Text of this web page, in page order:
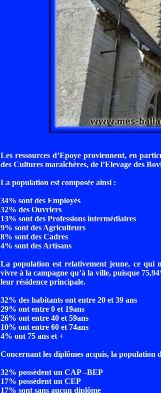
Les ressources d’Epoye proviennent, en
des Cultures maraîchères, de l’Elevage des
La population est composée ainsi :
34% sont des Employés
32% des Ouvriers
13% sont des Professions intermédiaires
9% sont des Agriculteurs
8% sont des Cadres
4% sont des Artisans
La population est relativement jeune, ce qui
vivre à la campagne qu’à la ville, puisque
leur résidence principale.
32% des habitants ont entre 20 et 39 ans
29% ont entre 0 et 19ans
26% ont entre 40 et 59ans
10% ont entre 60 et 74ans
4% ont 75 ans et +
Concernant les diplômes acquis, la population
32% possèdent un CAP –BEP
17% possèdent un CEP
17% sont sans aucun diplôme